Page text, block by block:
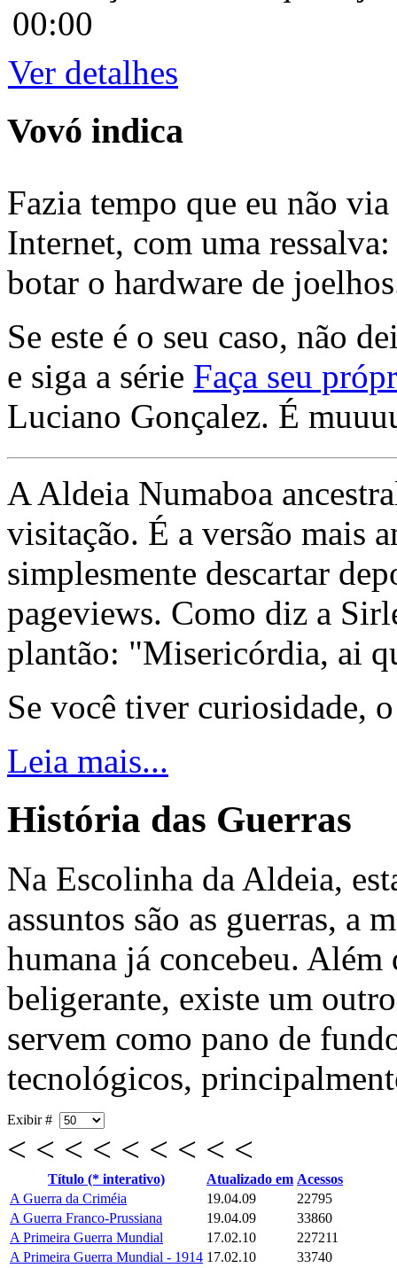
00:00
Ver detalhes
Vovó indica
Fazia tempo que eu não
Internet, com uma
botar o hardware de
Se este é o seu caso, não
e siga a série Faça seu
Luciano Gonçalez. É
A Aldeia Numaboa
visitação. É a versão mais
simplesmente descartar
pageviews. Como diz a
plantão: "Misericórdia, ai
Se você tiver curiosidade,
Leia mais...
História das Guerras
Na Escolinha da Aldeia,
assuntos são as guerras, a
humana já concebeu. Além
beligerante, existe um
servem como pano de
tecnológicos,
Exibir #
< < < < < < < < <
Título (* interativo) Atualizado em Acessos
A Guerra da Criméia
19.04.09
22795
A Guerra Franco-Prussiana
19.04.09
33860
A Primeira Guerra Mundial
17.02.10
227211
A Primeira Guerra Mundial - 1914 17.02.10
33740